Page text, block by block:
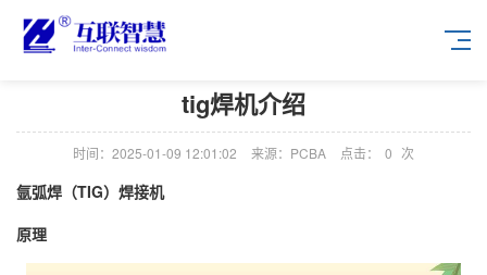
tig焊机介绍
时间：2025-01-09 12:01:02 来源：PCBA 点击： 0 次
氩弧焊（TIG）焊接机
原理